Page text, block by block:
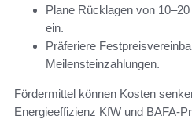
Plane Rücklagen von
ein.
Präferiere
Meilensteinzahlungen.
Fördermittel können Kosten
Energieeffizienz KfW und BAFA-